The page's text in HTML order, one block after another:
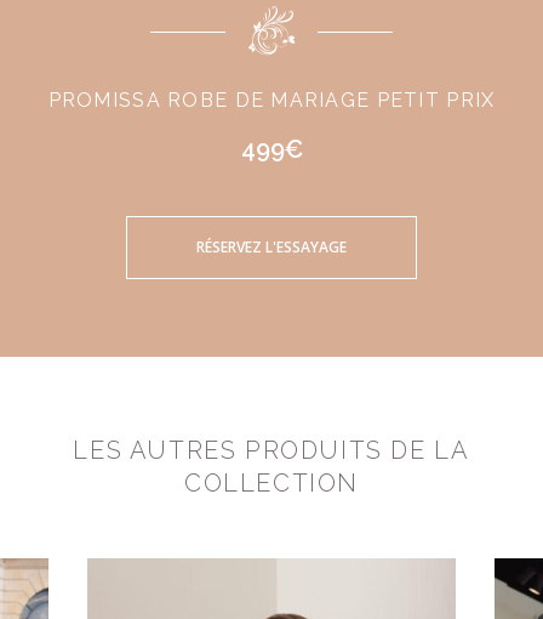
PROMISSA ROBE DE MARIAGE PETIT PRIX
499€
RÉSERVEZ L'ESSAYAGE
LES AUTRES PRODUITS DE LA
COLLECTION